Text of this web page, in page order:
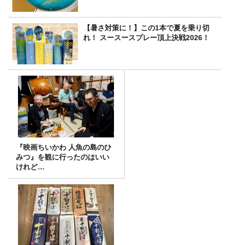
【暑さ対策に！】この1本で夏を乗り切
れ！ スースースプレー頂上決戦2026！
『映画ちいかわ 人魚の島のひ
みつ』を観に行ったのはいい
けれど…